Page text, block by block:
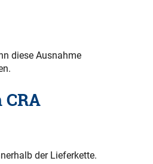
diese Ausnahme
der Lieferkette.